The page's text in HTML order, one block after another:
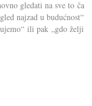
gledati na sve to ča
najzad u budućnost“
ili pak „gdo želji